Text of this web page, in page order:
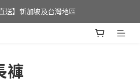
，即可享港澳地區免運費;
送】新加坡及台灣地區
褲